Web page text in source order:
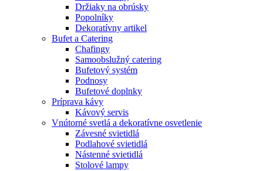
Držiaky na obrúsky
Popolníky
Dekoratívny artikel
Bufet a Catering
Chafingy
Samoobslužný catering
Bufetový systém
Podnosy
Bufetové doplnky
Príprava kávy
Kávový servis
Vnútorné svetlá a dekoratívne osvetlenie
Závesné svietidlá
Podlahové svietidlá
Nástenné svietidlá
Stolové lampy